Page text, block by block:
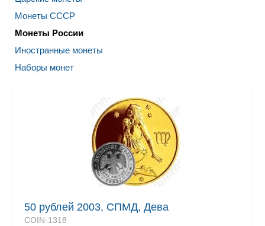
Монеты СССР
Монеты России
Иностранные монеты
Наборы монет
50 рублей 2003, СПМД, Дева
COIN-1318